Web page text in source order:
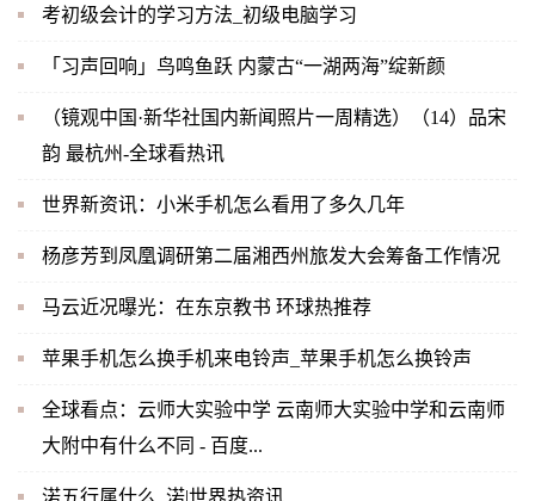
考初级会计的学习方法_初级电脑学习
「习声回响」鸟鸣鱼跃 内蒙古“一湖两海”绽新颜
（镜观中国·新华社国内新闻照片一周精选）（14）品宋
韵 最杭州-全球看热讯
世界新资讯：小米手机怎么看用了多久几年
杨彦芳到凤凰调研第二届湘西州旅发大会筹备工作情况
马云近况曝光：在东京教书 环球热推荐
苹果手机怎么换手机来电铃声_苹果手机怎么换铃声
全球看点：云师大实验中学 云南师大实验中学和云南师
大附中有什么不同 - 百度...
渃五行属什么_渃|世界热资讯